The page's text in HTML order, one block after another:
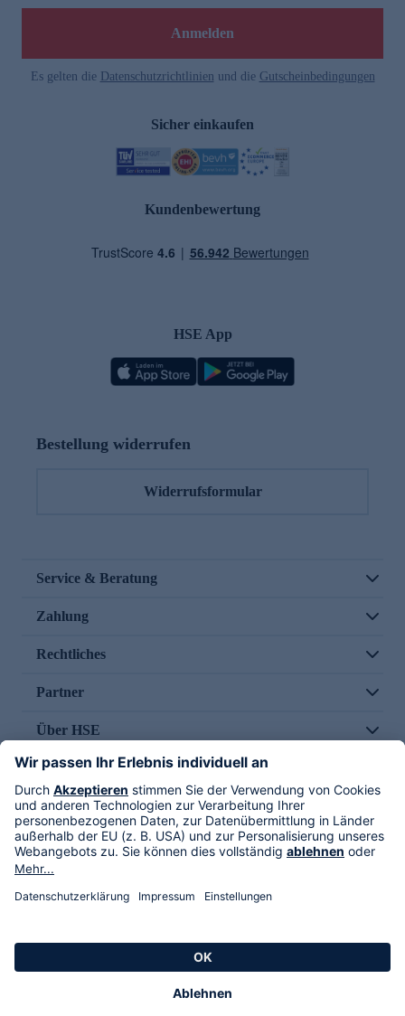
Anmelden
Es gelten die Datenschutzrichtlinien und die Gutscheinbedingungen
Sicher einkaufen
Kundenbewertung
HSE App
Bestellung widerrufen
Widerrufsformular
Service & Beratung
Zahlung
Rechtliches
Partner
Über HSE
Im TV
HSE International